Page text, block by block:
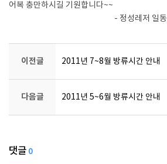
어복 충만하시길 기원합니다~~
- 정성레저 일동
이전글 2011년 7~8월 방류시간 안내
다음글 2011년 5~6월 방류시간 안내
댓글 0